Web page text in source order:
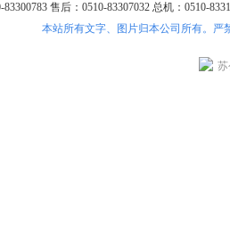
售后：0510-83307032 总机：0510-
本站所有文字、图片归本公司所有。严
苏